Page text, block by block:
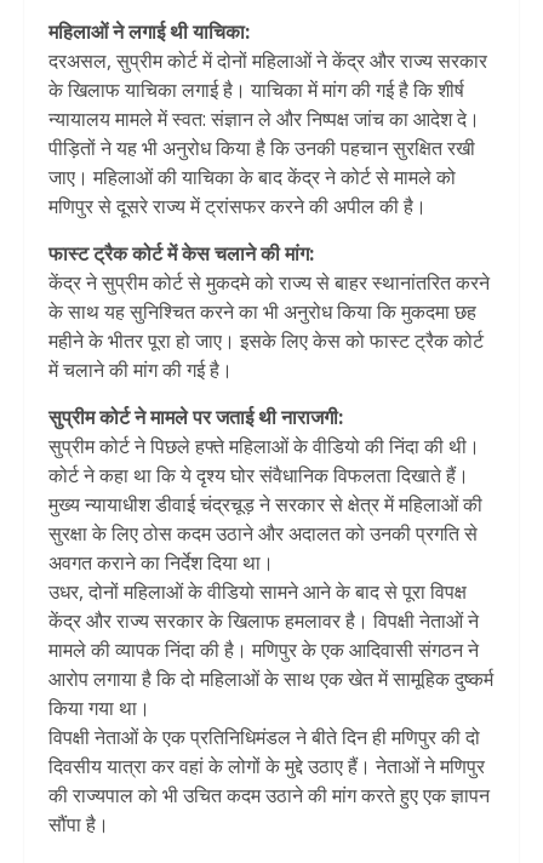
महिलाओं ने लगाई थी याचिका:
दरअसल, सुप्रीम कोर्ट में दोनों महिलाओं ने केंद्र और राज्य सरकार
के खिलाफ याचिका लगाई है। याचिका में मांग की गई है कि शीर्ष
न्यायालय मामले में स्वत: संज्ञान ले और निष्पक्ष जांच का आदेश दे।
पीड़ितों ने यह भी अनुरोध किया है कि उनकी पहचान सुरक्षित रखी
जाए। महिलाओं की याचिका के बाद केंद्र ने कोर्ट से मामले को
मणिपुर से दूसरे राज्य में ट्रांसफर करने की अपील की है।
फास्ट ट्रैक कोर्ट में केस चलाने की मांग:
केंद्र ने सुप्रीम कोर्ट से मुकदमे को राज्य से बाहर स्थानांतरित करने
के साथ यह सुनिश्चित करने का भी अनुरोध किया कि मुकदमा छह
महीने के भीतर पूरा हो जाए। इसके लिए केस को फास्ट ट्रैक कोर्ट
में चलाने की मांग की गई है।
सुप्रीम कोर्ट ने मामले पर जताई थी नाराजगी:
सुप्रीम कोर्ट ने पिछले हफ्ते महिलाओं के वीडियो की निंदा की थी।
कोर्ट ने कहा था कि ये दृश्य घोर संवैधानिक विफलता दिखाते हैं।
मुख्य न्यायाधीश डीवाई चंद्रचूड़ ने सरकार से क्षेत्र में महिलाओं की
सुरक्षा के लिए ठोस कदम उठाने और अदालत को उनकी प्रगति से
अवगत कराने का निर्देश दिया था।
उधर, दोनों महिलाओं के वीडियो सामने आने के बाद से पूरा विपक्ष
केंद्र और राज्य सरकार के खिलाफ हमलावर है। विपक्षी नेताओं ने
मामले की व्यापक निंदा की है। मणिपुर के एक आदिवासी संगठन ने
आरोप लगाया है कि दो महिलाओं के साथ एक खेत में सामूहिक दुष्कर्म
किया गया था।
विपक्षी नेताओं के एक प्रतिनिधिमंडल ने बीते दिन ही मणिपुर की दो
दिवसीय यात्रा कर वहां के लोगों के मुद्दे उठाए हैं। नेताओं ने मणिपुर
की राज्यपाल को भी उचित कदम उठाने की मांग करते हुए एक ज्ञापन
सौंपा है।